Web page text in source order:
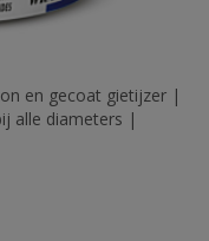
en gecoat gietijzer |
alle diameters |